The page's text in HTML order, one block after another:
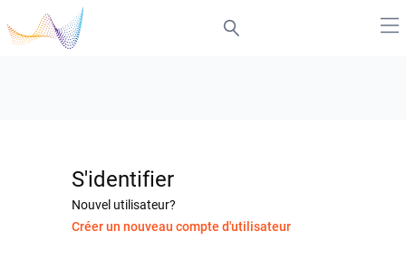
S'identifier
Nouvel utilisateur?
Créer un nouveau compte d'utilisateur